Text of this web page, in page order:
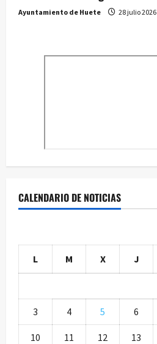
Ayuntamiento de Huete 28 julio 2026
CALENDARIO DE NOTICIAS
L M X J
3 4 5 6
10 11 12 13